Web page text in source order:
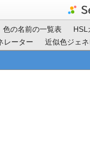
色の名前の一覧表 HSL
レーター
近似色ジェ